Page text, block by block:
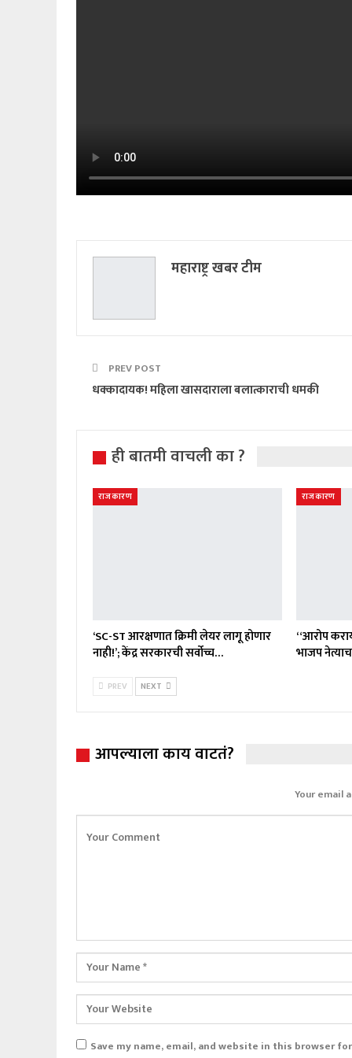
महाराष्ट्र खबर टीम
PREV POST
धक्कादायक! महिला खासदाराला बलात्काराची धमकी
ही बातमी वाचली का ?
राजकारण
‘SC-ST आरक्षणात क्रिमी लेयर लागू होणार
नाही!’; केंद्र सरकारची सर्वोच्च…
राजकारण
“आरोप
भाजप
PREV NEXT
आपल्याला काय वाटतं?
Your email
Save my name, email, and website in this browser